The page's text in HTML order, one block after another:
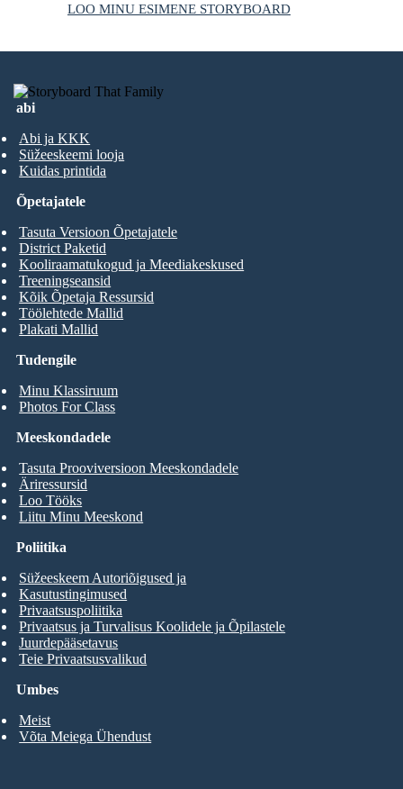
LOO MINU ESIMENE STORYBOARD
abi
Abi ja KKK
Süžeeskeemi looja
Kuidas printida
Tudengile
Minu Klassiruum
Photos For Class
Õpetajatele
Tasuta Versioon Õpetajatele
District Paketid
Kooliraamatukogud ja Meediakeskused
Treeningseansid
Kõik Õpetaja Ressursid
Töölehtede Mallid
Plakati Mallid
Meeskondadele
Tasuta Prooviversioon Meeskondadele
Äriressursid
Loo Tööks
Liitu Minu Meeskond
Umbes
Meist
Võta Meiega Ühendust
Poliitika
Süžeeskeem Autoriõigused ja
Kasutustingimused
Privaatsuspoliitika
Privaatsus ja Turvalisus Koolidele ja Õpilastele
Juurdepääsetavus
Teie Privaatsusvalikud